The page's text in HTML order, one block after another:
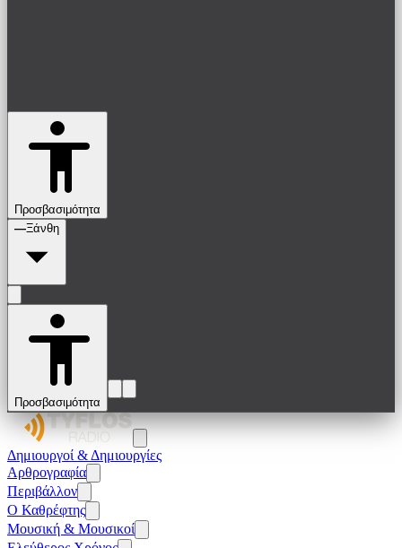
Προσβασιμότητα
—Ξάνθη
Προσβασιμότητα
Δημιουργοί & Δημιουργίες
Αρθρογραφία
Περιβάλλον
Ο Καθρέφτης
Μουσική & Μουσικοί